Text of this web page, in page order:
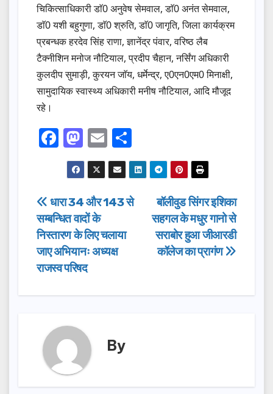
चिकित्साधिकारी डाॅ0 अनुवेष सेमवाल, डाॅ0 अनंत सेमवाल,
डाॅ0 यशी बहुगुणा, डाॅ0 श्रुति, डाॅ0 जागृति, जिला कार्यक्रम
प्रबन्धक हरदेव सिंह राणा, ज्ञानेंद्र पंवार, वरिष्ठ लैब
टैक्नीशिन मनोज नौटियाल, प्रदीप चैहान, नर्सिंग अधिकारी
कुलदीप सुमाड़ी, कुरयन जाॅय, धर्मेन्द्र, ए0एन0एम0 मिनाक्षी,
सामुदायिक स्वास्थ्य अधिकारी मनीष नौटियाल, आदि मौजूद
रहे।
F
a
c
e
b
o
o
k
M
a
st
o
d
o
n
E
m
ail
h
ar
e
Post
navigation
बॉलीवुड सिंगर इशिका
सहगल के मधुर गानो से
सराबोर हुआ जीआरडी
कॉलेज का प्रागंण
धारा 34 और 143 से
सम्बन्धित वादों के
निस्तारण के लिए चलाया
जाए अभियानः अध्यक्ष
राजस्व परिषद
By